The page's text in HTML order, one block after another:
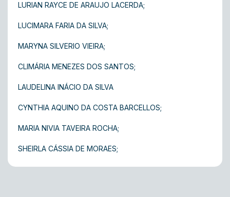
LURIAN RAYCE DE ARAUJO LACERDA;
LUCIMARA FARIA DA SILVA;
MARYNA SILVERIO VIEIRA;
CLIMÁRIA MENEZES DOS SANTOS;
LAUDELINA INÁCIO DA SILVA
CYNTHIA AQUINO DA COSTA BARCELLOS;
MARIA NIVIA TAVEIRA ROCHA;
SHEIRLA CÁSSIA DE MORAES;